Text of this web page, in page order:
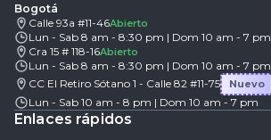
Bogotá
Calle 93a #11-46Abierto
Lun - Sab 8 am - 8:30 pm | Dom 10 am - 7 pm
Cra 15 # 118-16Abierto
Lun - Sab 8 am - 8:30 pm | Dom 10 am - 7 pm
CC El Retiro Sótano 1 - Calle 82 #11-75
Nuevo
Lun - Sab 10 am - 8 pm | Dom 10 am - 7 pm
Enlaces rápidos